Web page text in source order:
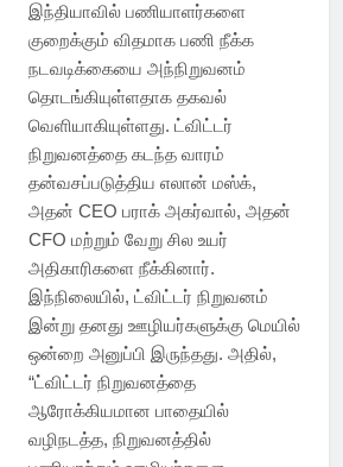
இந்தியாவில் பணியாளர்களை
குறைக்கும் விதமாக பணி நீக்க
நடவடிக்கையை அந்நிறுவனம்
தொடங்கியுள்ளதாக தகவல்
வெளியாகியுள்ளது. ட்விட்டர்
நிறுவனத்தை கடந்த வாரம்
தன்வசப்படுத்திய எலான் மஸ்க்,
அதன் CEO பராக் அகர்வால், அதன்
CFO மற்றும் வேறு சில உயர்
அதிகாரிகளை நீக்கினார்.
இந்நிலையில், ட்விட்டர் நிறுவனம்
இன்று தனது ஊழியர்களுக்கு மெயில்
ஒன்றை அனுப்பி இருந்தது. அதில்,
“ட்விட்டர் நிறுவனத்தை
ஆரோக்கியமான பாதையில்
வழிநடத்த, நிறுவனத்தில்